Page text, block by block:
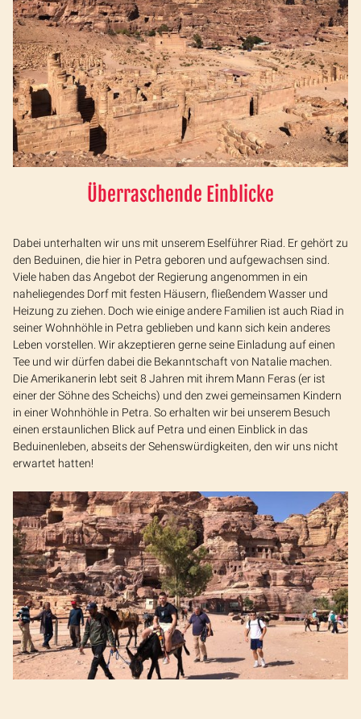
Überraschende Einblicke
Dabei unterhalten wir uns mit unserem Eselführer Riad. Er gehört zu
den Beduinen, die hier in Petra geboren und aufgewachsen sind.
Viele haben das Angebot der Regierung angenommen in ein
naheliegendes Dorf mit festen Häusern, fließendem Wasser und
Heizung zu ziehen. Doch wie einige andere Familien ist auch Riad in
seiner Wohnhöhle in Petra geblieben und kann sich kein anderes
Leben vorstellen. Wir akzeptieren gerne seine Einladung auf einen
Tee und wir dürfen dabei die Bekanntschaft von Natalie machen.
Die Amerikanerin lebt seit 8 Jahren mit ihrem Mann Feras (er ist
einer der Söhne des Scheichs) und den zwei gemeinsamen Kindern
in einer Wohnhöhle in Petra. So erhalten wir bei unserem Besuch
einen erstaunlichen Blick auf Petra und einen Einblick in das
Beduinenleben, abseits der Sehenswürdigkeiten, den wir uns nicht
erwartet hatten!